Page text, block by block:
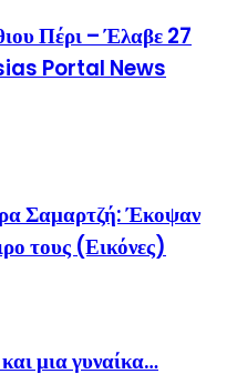
Πέρι – Έλαβε 27
Portal News
Σαμαρτζή: Έκοψαν
τους (Εικόνες)
μια γυναίκα…